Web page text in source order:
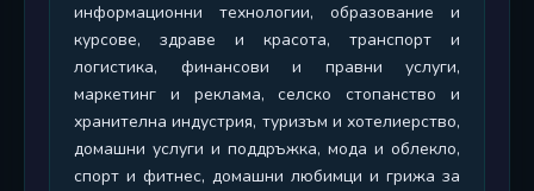
информационни технологии, образование и
курсове, здраве и красота, транспорт и
логистика, финансови и правни услуги,
маркетинг и реклама, селско стопанство и
хранителна индустрия, туризъм и хотелиерство,
домашни услуги и поддръжка, мода и облекло,
спорт и фитнес, домашни любимци и грижа за